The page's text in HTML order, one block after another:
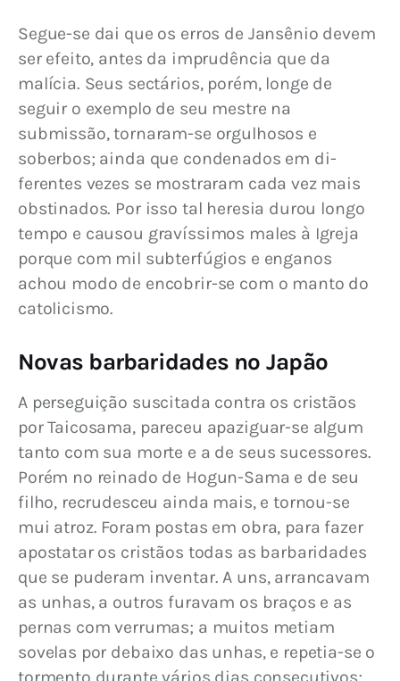
Segue-se dai que os erros de Jansênio devem
ser efeito, antes da imprudência que da
malícia. Seus sectários, porém, longe de
seguir o exemplo de seu mestre na
submissão, tornaram-se orgulhosos e
soberbos; ainda que condenados em di­
ferentes vezes se mostraram cada vez mais
obstinados. Por isso tal heresia durou longo
tempo e causou gravíssimos males à Igreja
porque com mil subterfúgios e enganos
achou modo de encobrir-se com o manto do
catolicismo.
Novas barbaridades no Japão
A perseguição suscitada contra os cristãos
por Taicosama, pareceu apaziguar-se algum
tanto com sua morte e a de seus sucessores.
Porém no reinado de Hogun-Sama e de seu
filho, recrudesceu ainda mais, e tornou-se
mui atroz. Foram postas em obra, para fazer
apostatar os cristãos todas as barbaridades
que se puderam inventar. A uns, arrancavam
as unhas, a outros furavam os braços e as
pernas com verrumas; a muitos metiam
sovelas por debaixo das unhas, e repetia-se o
tormento durante vários dias consecutivos;